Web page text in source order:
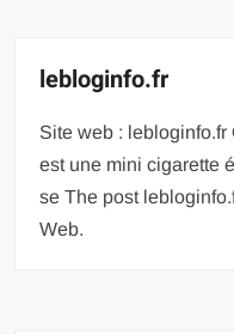
lebloginfo.fr
Site web : lebloginfo.fr
est une mini cigarette
se The post
Web.